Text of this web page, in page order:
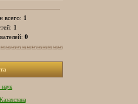
всего: 1
1
0